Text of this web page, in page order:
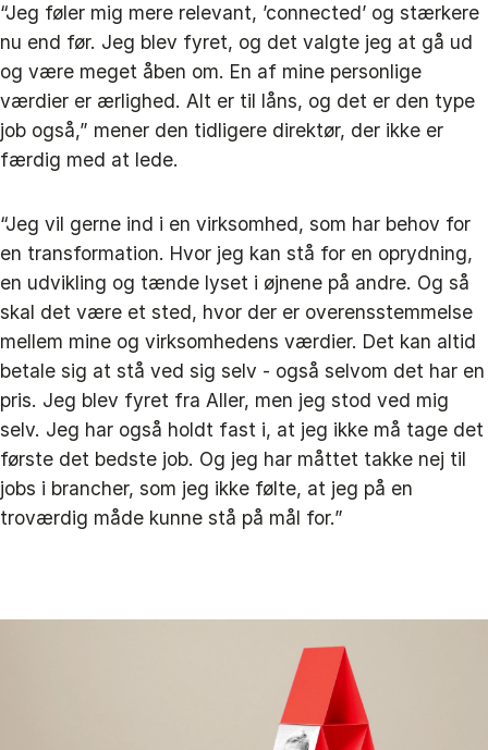
“Jeg føler mig mere relevant, ’connected’ og stærkere
nu end før. Jeg blev fyret, og det valgte jeg at gå ud
og være meget åben om. En af mine personlige
værdier er ærlighed. Alt er til låns, og det er den type
job også,” mener den tidligere direktør, der ikke er
færdig med at lede.
“Jeg vil gerne ind i en virksomhed, som har behov for
en transformation. Hvor jeg kan stå for en oprydning,
en udvikling og tænde lyset i øjnene på andre. Og så
skal det være et sted, hvor der er overensstemmelse
mellem mine og virksomhedens værdier. Det kan altid
betale sig at stå ved sig selv - også selvom det har en
pris. Jeg blev fyret fra Aller, men jeg stod ved mig
selv. Jeg har også holdt fast i, at jeg ikke må tage det
første det bedste job. Og jeg har måttet takke nej til
jobs i brancher, som jeg ikke følte, at jeg på en
troværdig måde kunne stå på mål for.”